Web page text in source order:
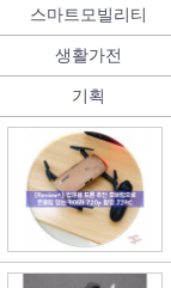
스마트모빌리티
생활가전
기획